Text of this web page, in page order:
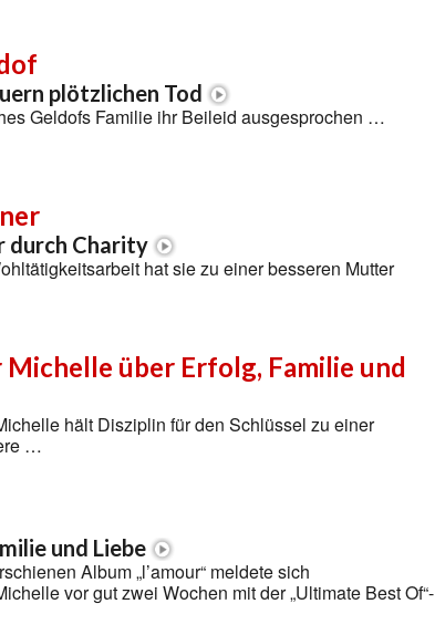
plötzlichen Tod
Geldofs Familie ihr Beileid ausgesprochen …
durch Charity
hat sie zu einer besseren Mutter
über Erfolg, Familie und
hält Disziplin für den Schlüssel zu einer
…
und Liebe
Album „l’amour“ meldete sich
vor gut zwei Wochen mit der „Ultimate Best Of“-